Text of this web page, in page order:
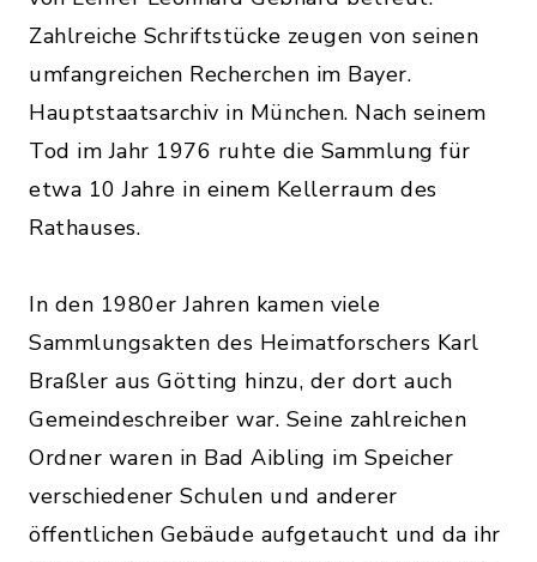
Zahlreiche Schriftstücke zeugen von seinen
umfangreichen Recherchen im Bayer.
Hauptstaatsarchiv in München. Nach seinem
Tod im Jahr 1976 ruhte die Sammlung für
etwa 10 Jahre in einem Kellerraum des
Rathauses.
In den 1980er Jahren kamen viele
Sammlungsakten des Heimatforschers Karl
Braßler aus Götting hinzu, der dort auch
Gemeindeschreiber war. Seine zahlreichen
Ordner waren in Bad Aibling im Speicher
verschiedener Schulen und anderer
öffentlichen Gebäude aufgetaucht und da ihr